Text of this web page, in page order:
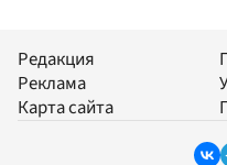
Редакция
Реклама
Карта сайта